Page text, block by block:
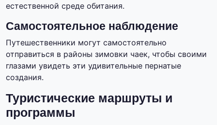
естественной среде обитания.
Самостоятельное наблюдение
Путешественники могут самостоятельно
отправиться в районы зимовки чаек, чтобы своими
глазами увидеть эти удивительные пернатые
создания.
Туристические маршруты и
программы